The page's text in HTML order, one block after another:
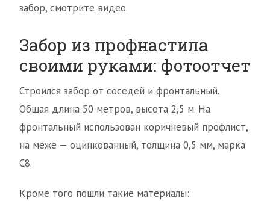
забор, смотрите видео.
Забор из профнастила
своими руками: фотоотчет
Строился забор от соседей и фронтальный.
Общая длина 50 метров, высота 2,5 м. На
фронтальный использован коричневый профлист,
на меже — оцинкованный, толщина 0,5 мм, марка
С8.
Кроме того пошли такие материалы: